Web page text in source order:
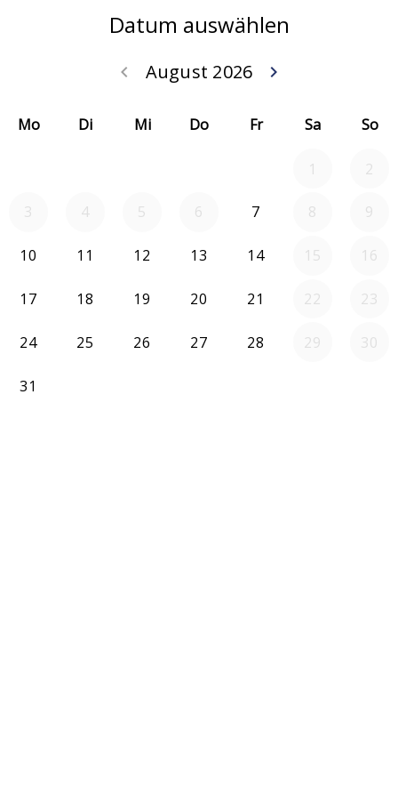
Datum auswählen
August 2026
keyboard_arrow_left
keyboard_arrow_right
Mo Di Mi Do Fr Sa So
1 2
3 4 5 6 7 8 9
10 11 12 13 14 15 16
17 18 19 20 21 22 23
24 25 26 27 28 29 30
31